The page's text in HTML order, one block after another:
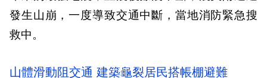
發生山崩，一度導致交通中斷，當地消防緊急搜
救中。
山體滑動阻交通 建築龜裂居民搭帳棚避難